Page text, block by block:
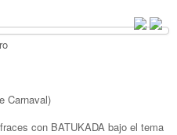
Carnaval)
con BATUKADA bajo el tema